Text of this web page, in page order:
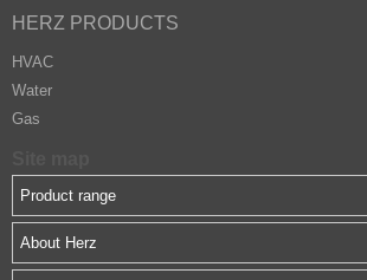
HERZ PRODUCTS
HVAC
Water
Gas
Product range
About Herz